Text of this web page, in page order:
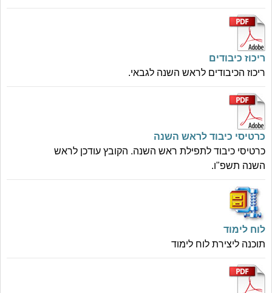
ריכוז כיבודים
ריכוז הכיבודים לראש השנה לגבאי.
כרטיסי כיבוד לראש השנה
כרטיסי כיבוד לתפילת ראש השנה. הקובץ עודכן לראש
השנה תשפ"ו.
לוח לימוד
תוכנה ליצירת לוח לימוד